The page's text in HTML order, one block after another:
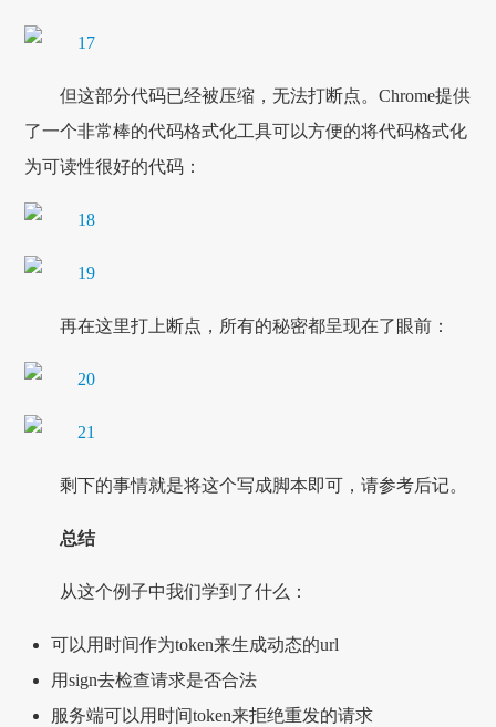
但这部分代码已经被压缩，无法打断点。Chrome提供
了一个非常棒的代码格式化工具可以方便的将代码格式化
为可读性很好的代码：
再在这里打上断点，所有的秘密都呈现在了眼前：
剩下的事情就是将这个写成脚本即可，请参考后记。
总结
从这个例子中我们学到了什么：
可以用时间作为token来生成动态的url
用sign去检查请求是否合法
服务端可以用时间token来拒绝重发的请求